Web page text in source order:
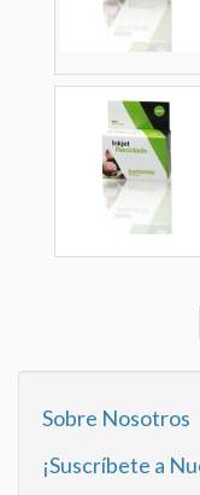
Sobre Nosotros
¡Suscríbete a